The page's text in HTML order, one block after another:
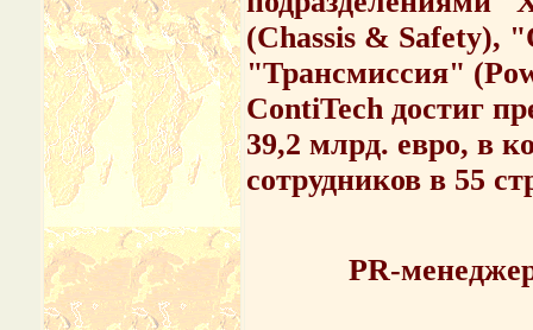
(Chassis & Safety),
"Трансмиссия"
ContiTech достиг
39,2 млрд. евро, в
сотрудников в 55
PR-